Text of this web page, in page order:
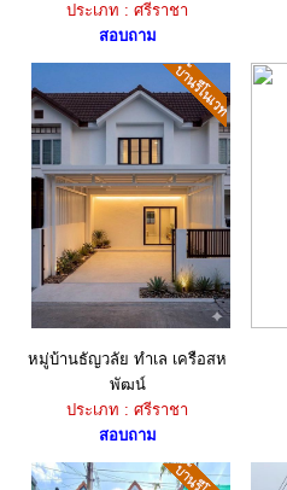
ประเภท : ศรีราชา
สอบถาม
หมู่บ้านธัญวลัย ทำเล เครือสห
พัฒน์
ประเภท : ศรีราชา
สอบถาม